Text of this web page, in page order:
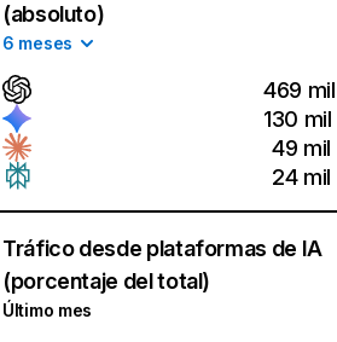
(absoluto)
6 meses
469 mil
130 mil
49 mil
24 mil
Tráfico desde plataformas de IA
(porcentaje del total)
Último mes